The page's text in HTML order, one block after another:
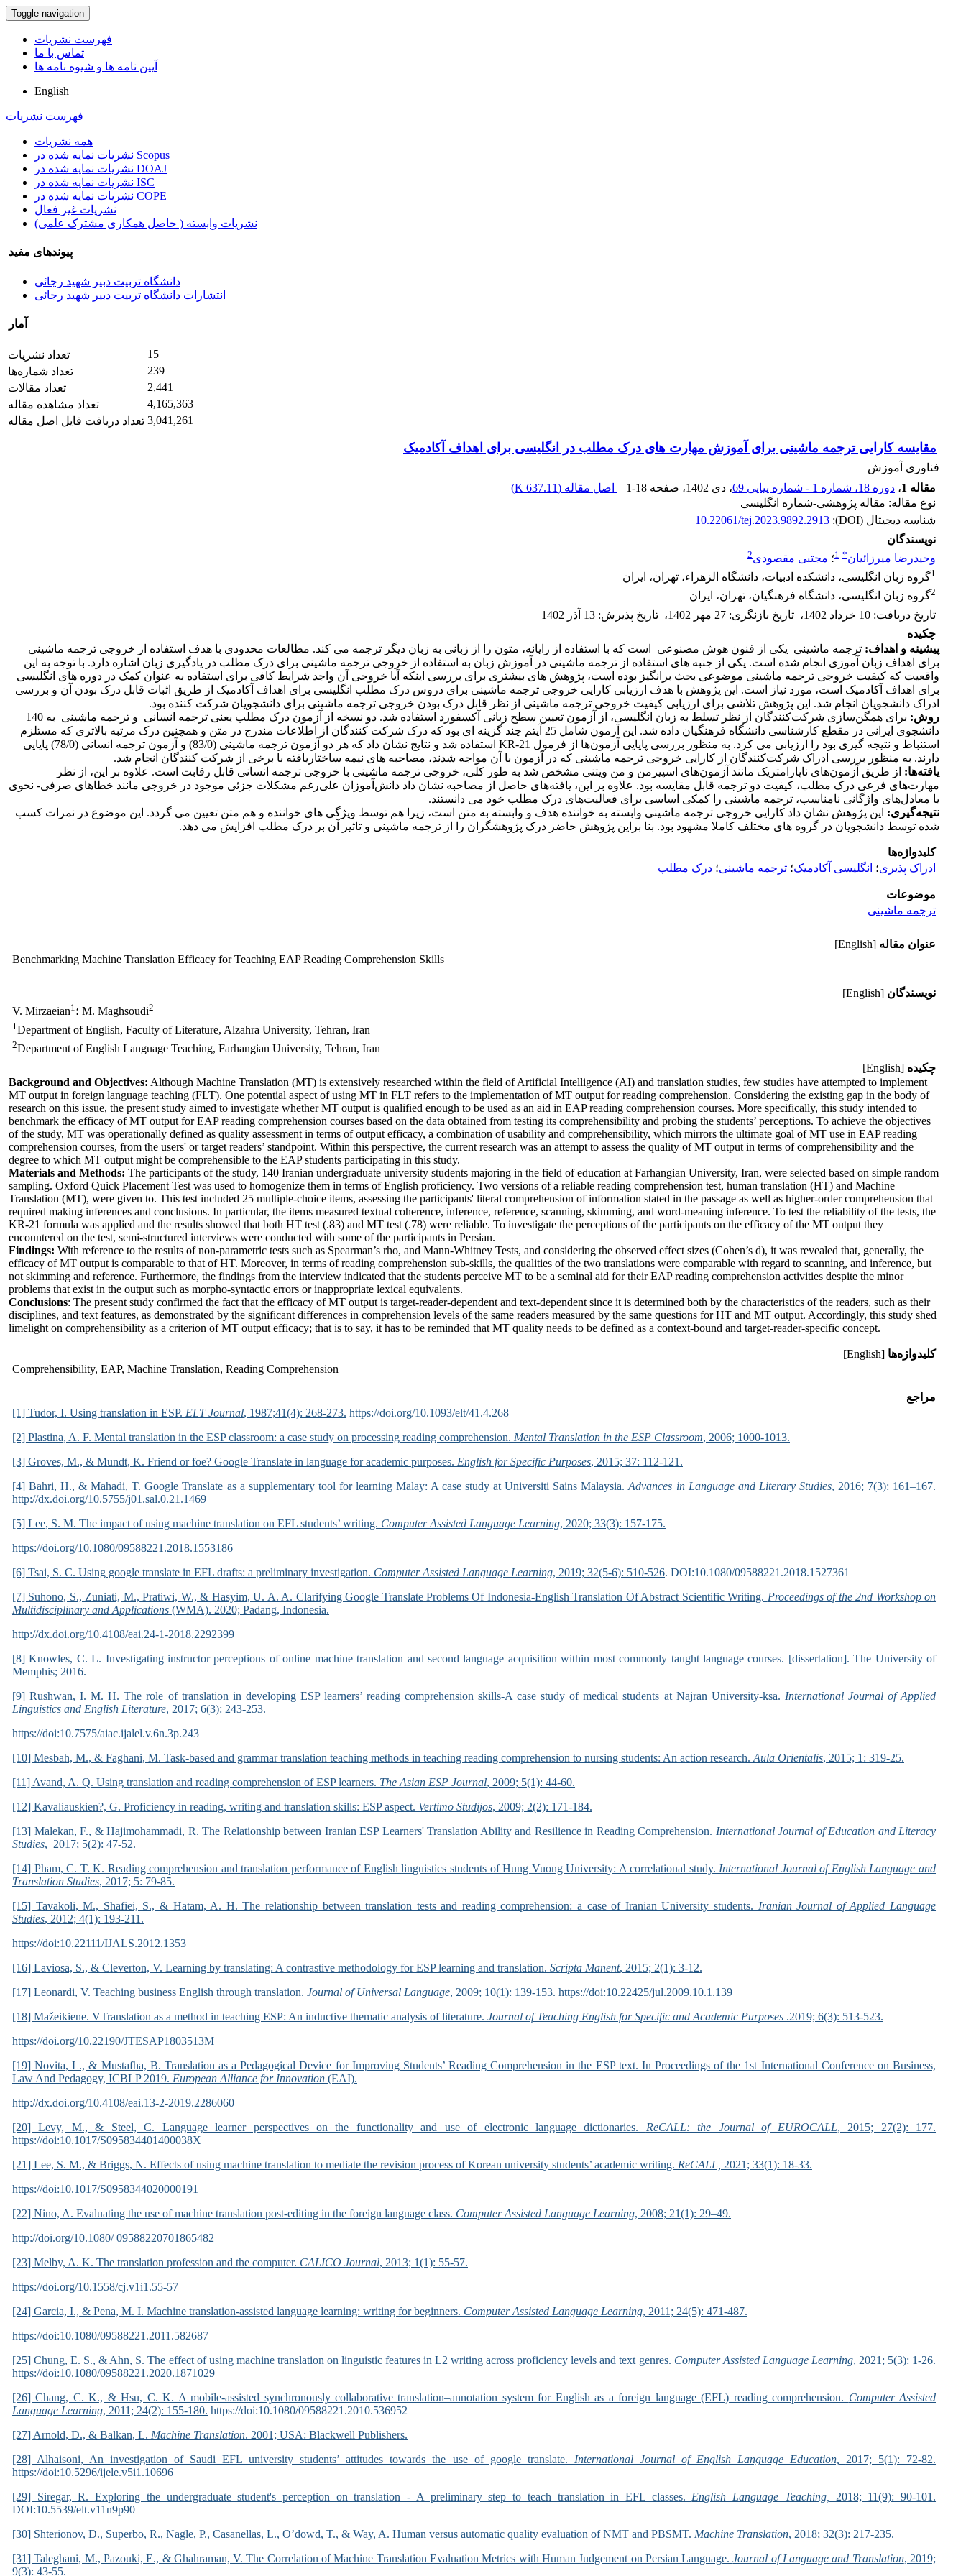
Toggle navigation
فهرست نشریات
تماس با ما
آیین نامه ها و شیوه نامه ها
English
فهرست نشریات
همه نشریات
نشریات نمایه شده در Scopus
نشریات نمایه شده در DOAJ
نشریات نمایه شده در ISC
نشریات نمایه شده در COPE
نشریات غیر فعال
نشریات وابسته ( حاصل همکاری مشترک علمی)
پیوندهای مفید
دانشگاه تربیت دبیر شهید رجائی
انتشارات دانشگاه تربیت دبیر شهید رجائی
آمار
تعداد نشریات
15
تعداد شماره‌ها
239
تعداد مقالات
2,441
تعداد مشاهده مقاله
4,165,363
تعداد دریافت فایل اصل مقاله 3,041,261
مقایسه کارایی ترجمه ماشینی برای آموزش مهارت های درک مطلب در انگلیسی برای اهداف آکادمیک
فناوری آموزش
مقاله 1
، دوره 18، شماره 1 - شماره پیاپی 69 ، دی 1402 ، صفحه 1-18 اصل مقاله (637.11 K
)
نوع مقاله: مقاله پژوهشی-شماره انگلیسی
شناسه دیجیتال (DOI):
10.22061/tej.2023.9892.2913
نویسندگان
وحیدرضا میرزائیان*
1؛ مجتبی مقصودی2
1گروه زبان انگلیسی، دانشکده ادبیات، دانشگاه الزهراء، تهران، ایران
2گروه زبان انگلیسی، دانشگاه فرهنگیان، تهران، ایران
تاریخ دریافت: 10 خرداد 1402 ، تاریخ بازنگری: 27 مهر 1402 ، تاریخ پذیرش: 13 آذر 1402
چکیده
پیشینه و اهداف: ترجمه ماشینی یکی از فنون هوش مصنوعی است که با استفاده از رایانه، متون را از زبانی به زبان دیگر ترجمه می کند. مطالعات محدودی با هدف استفاده از خروجی ترجمه ماشینی
برای اهداف زبان آموزی انجام شده است. یکی از جنبه های استفاده از ترجمه ماشینی در آموزش زبان به استفاده از خروجی ترجمه ماشینی برای درک مطلب در یادگیری زبان اشاره دارد. با توجه به این
واقعیت که کیفیت خروجی ترجمه ماشینی موضوعی بحث برانگیز بوده است، پژوهش های بیشتری برای بررسی اینکه آیا خروجی آن واجد شرایط کافی برای استفاده به عنوان کمک در دوره های انگلیسی
برای اهداف آکادمیک است، مورد نیاز است. این پژوهش با هدف ارزیابی کارایی خروجی ترجمه ماشینی برای دروس درک مطلب انگلیسی برای اهداف آکادمیک از طریق اثبات قابل درک بودن آن و بررسی
ادراک دانشجویان انجام شد. این پژوهش تلاشی برای ارزیابی کیفیت خروجی ترجمه ماشینی از نظر قابل درک بودن خروجی ترجمه ماشینی برای دانشجویان شرکت کننده بود.
روش‌‌:
برای همگن‌سازی شرکت‌کنندگان از نظر تسلط به زبان انگلیسی، از آزمون تعیین سطح زبانی آکسفورد استفاده شد. دو نسخه از آزمون درک مطلب یعنی ترجمه انسانی و ترجمه ماشینی به 140
دانشجوی ایرانی در مقطع کارشناسی دانشگاه فرهنگیان داده شد. این آزمون شامل 25 آیتم چند گزینه ای بود که درک شرکت کنندگان از اطلاعات مندرج در متن و همچنین درک مرتبه بالاتری که مستلزم
استنباط و نتیجه گیری بود را ارزیابی می کرد. به منظور بررسی پایایی آزمون‌ها از فرمول KR-21 استفاده شد و نتایج نشان داد که هر دو آزمون ترجمه ماشینی (83/0) و آزمون ترجمه انسانی (78/0) پایایی
دارند. به منظور بررسی ادراک شرکت‌کنندگان از کارایی خروجی ترجمه ماشینی که در آزمون با آن مواجه شدند، مصاحبه های نیمه ساختاریافته با برخی از شرکت کنندگان انجام شد.
یافته‌ها: از طریق آزمون‌های ناپارامتریک مانند آزمون‌های اسپیرمن و من ویتنی مشخص شد به طور کلی، خروجی ترجمه ماشینی با خروجی ترجمه انسانی قابل رقابت است. علاوه بر این، از نظر
مهارت‌های فرعی درک مطلب، کیفیت دو ترجمه قابل مقایسه بود. علاوه بر این، یافته‌های حاصل از مصاحبه نشان داد دانش‌آموزان علی‌رغم مشکلات جزئی موجود در خروجی مانند خطاهای صرفی- نحوی
یا معادل‌های واژگانی نامناسب، ترجمه ماشینی را کمکی اساسی برای فعالیت‌های درک مطلب خود می دانستند.
نتیجه‌گیری: این پژوهش نشان داد کارایی خروجی ترجمه ماشینی وابسته به خواننده هدف و وابسته به متن است، زیرا هم توسط ویژگی های خواننده و هم متن تعیین می گردد. این موضوع در نمرات کسب
شده توسط دانشجویان در گروه های مختلف کاملا مشهود بود. بنا براین پژوهش حاضر درک پژوهشگران را از ترجمه ماشینی و تاثیر آن بر درک مطلب افزایش می دهد.
کلیدواژه‌ها
ادراک پذیری؛ انگلیسی آکادمیک؛ ترجمه ماشینی؛ درک مطلب
موضوعات
ترجمه ماشینی
عنوان مقاله [English]
Benchmarking Machine Translation Efficacy for Teaching EAP Reading Comprehension Skills
نویسندگان [English]
V. Mirzaeian1 ؛ M. Maghsoudi2
1Department of English, Faculty of Literature, Alzahra University, Tehran, Iran
2Department of English Language Teaching, Farhangian University, Tehran, Iran
چکیده [English]
Background and Objectives: Although Machine Translation (MT) is extensively researched within the field of Artificial Intelligence (AI) and translation studies, few studies have attempted to implement
MT output in foreign language teaching (FLT). One potential aspect of using MT in FLT refers to the implementation of MT output for reading comprehension. Considering the existing gap in the body of
research on this issue, the present study aimed to investigate whether MT output is qualified enough to be used as an aid in EAP reading comprehension courses. More specifically, this study intended to
benchmark the efficacy of MT output for EAP reading comprehension courses based on the data obtained from testing its comprehensibility and probing the students’ perceptions. To achieve the objectives
of the study, MT was operationally defined as quality assessment in terms of output efficacy, a combination of usability and comprehensibility, which mirrors the ultimate goal of MT use in EAP reading
comprehension courses, from the users' or target readers’ standpoint. Within this perspective, the current research was an attempt to assess the quality of MT output in terms of comprehensibility and the
degree to which MT output might be comprehensible to the EAP students participating in this study.
Materials and Methods: The participants of the study, 140 Iranian undergraduate university students majoring in the field of education at Farhangian University, Iran, were selected based on simple random
sampling. Oxford Quick Placement Test was used to homogenize them in terms of English proficiency. Two versions of a reliable reading comprehension test, human translation (HT) and Machine
Translation (MT), were given to. This test included 25 multiple-choice items, assessing the participants' literal comprehension of information stated in the passage as well as higher-order comprehension that
required making inferences and conclusions. In particular, the items measured textual coherence, inference, reference, scanning, skimming, and word-meaning inference. To test the reliability of the tests, the
KR-21 formula was applied and the results showed that both HT test (.83) and MT test (.78) were reliable. To investigate the perceptions of the participants on the efficacy of the MT output they
encountered on the test, semi-structured interviews were conducted with some of the participants in Persian.
Findings: With reference to the results of non-parametric tests such as Spearman’s rho, and Mann-Whitney Tests, and considering the observed effect sizes (Cohen’s d), it was revealed that, generally, the
efficacy of MT output is comparable to that of HT. Moreover, in terms of reading comprehension sub-skills, the qualities of the two translations were comparable with regard to scanning, and inference, but
not skimming and reference. Furthermore, the findings from the interview indicated that the students perceive MT to be a seminal aid for their EAP reading comprehension activities despite the minor
problems that exist in the output such as morpho-syntactic errors or inappropriate lexical equivalents.
Conclusions: The present study confirmed the fact that the efficacy of MT output is target-reader-dependent and text-dependent since it is determined both by the characteristics of the readers, such as their
disciplines, and text features, as demonstrated by the significant differences in comprehension levels of the same readers measured by the same questions for HT and MT output. Accordingly, this study shed
limelight on comprehensibility as a criterion of MT output efficacy; that is to say, it has to be reminded that MT quality needs to be defined as a context-bound and target-reader-specific concept.
کلیدواژه‌ها [English]
Comprehensibility, EAP, Machine Translation, Reading Comprehension
مراجع
[1] Tudor, I. Using translation in ESP. ELT Journal, 1987;41(4): 268-273. https://doi.org/10.1093/elt/41.4.268
[2] Plastina, A. F. Mental translation in the ESP classroom: a case study on processing reading comprehension. Mental Translation in the ESP Classroom, 2006; 1000-1013.
[3] Groves, M., & Mundt, K. Friend or foe? Google Translate in language for academic purposes. English for Specific Purposes, 2015; 37: 112-121.
[4] Bahri, H., & Mahadi, T. Google Translate as a supplementary tool for learning Malay: A case study at Universiti Sains Malaysia.Advances in Language and Literary Studies, 2016; 7(3): 161–167.
http://dx.doi.org/10.5755/j01.sal.0.21.1469
[5] Lee, S. M. The impact of using machine translation on EFL students’ writing. Computer Assisted Language Learning, 2020; 33(3): 157-175.
https://doi.org/10.1080/09588221.2018.1553186
[6] Tsai, S. C. Using google translate in EFL drafts: a preliminary investigation. Computer Assisted Language Learning, 2019; 32(5-6): 510-526. DOI:10.1080/09588221.2018.1527361
[7] Suhono, S., Zuniati, M., Pratiwi, W., & Hasyim, U. A. A. Clarifying Google Translate Problems Of Indonesia-English Translation Of Abstract Scientific Writing. Proceedings of the 2nd Workshop on
Multidisciplinary and Applications (WMA). 2020; Padang, Indonesia.
http://dx.doi.org/10.4108/eai.24-1-2018.2292399
[8] Knowles, C. L. Investigating instructor perceptions of online machine translation and second language acquisition within most commonly taught language courses. [dissertation]. The University of
Memphis; 2016.
[9] Rushwan, I. M. H. The role of translation in developing ESP learners’ reading comprehension skills-A case study of medical students at Najran University-ksa. International Journal of Applied
Linguistics and English Literature, 2017; 6(3): 243-253.
https://doi:10.7575/aiac.ijalel.v.6n.3p.243
[10] Mesbah, M., & Faghani, M. Task-based and grammar translation teaching methods in teaching reading comprehension to nursing students: An action research. Aula Orientalis, 2015; 1: 319-25.
[11] Avand, A. Q. Using translation and reading comprehension of ESP learners. The Asian ESP Journal, 2009; 5(1): 44-60.
[12] Kavaliauskien?, G. Proficiency in reading, writing and translation skills: ESP aspect. Vertimo Studijos, 2009; 2(2): 171-184.
[13] Malekan, F., & Hajimohammadi, R. The Relationship between Iranian ESP Learners' Translation Ability and Resilience in Reading Comprehension. International Journal of Education and Literacy
Studies, 2017; 5(2): 47-52.
[14] Pham, C. T. K. Reading comprehension and translation performance of English linguistics students of Hung Vuong University: A correlational study. International Journal of English Language and
Translation Studies, 2017; 5: 79-85.
[15] Tavakoli, M., Shafiei, S., & Hatam, A. H. The relationship between translation tests and reading comprehension: a case of Iranian University students. Iranian Journal of Applied Language
Studies, 2012; 4(1): 193-211.
https://doi:10.22111/IJALS.2012.1353
[16] Laviosa, S., & Cleverton, V. Learning by translating: A contrastive methodology for ESP learning and translation. Scripta Manent, 2015; 2(1): 3-12.
[17] Leonardi, V. Teaching business English through translation. Journal of Universal Language, 2009; 10(1): 139-153. https://doi:10.22425/jul.2009.10.1.139
[18] Mažeikiene. VTranslation as a method in teaching ESP: An inductive thematic analysis of literature. Journal of Teaching English for Specific and Academic Purposes .2019; 6(3): 513-523.
https://doi.org/10.22190/JTESAP1803513M
[19] Novita, L., & Mustafha, B. Translation as a Pedagogical Device for Improving Students’ Reading Comprehension in the ESP text. In Proceedings of the 1st International Conference on Business,
Law And Pedagogy, ICBLP 2019. European Alliance for Innovation (EAI).
http://dx.doi.org/10.4108/eai.13-2-2019.2286060
[20] Levy, M., & Steel, C. Language learner perspectives on the functionality and use of electronic language dictionaries. ReCALL: the Journal of EUROCALL, 2015; 27(2): 177.
https://doi:10.1017/S095834401400038X
[21] Lee, S. M., & Briggs, N. Effects of using machine translation to mediate the revision process of Korean university students’ academic writing. ReCALL, 2021; 33(1): 18-33.
https://doi:10.1017/S0958344020000191
[22] Nino, A. Evaluating the use of machine translation post-editing in the foreign language class. Computer Assisted Language Learning, 2008; 21(1): 29–49.
http://doi.org/10.1080/ 09588220701865482
[23] Melby, A. K. The translation profession and the computer. CALICO Journal, 2013; 1(1): 55-57.
https://doi.org/10.1558/cj.v1i1.55-57
[24] Garcia, I., & Pena, M. I. Machine translation-assisted language learning: writing for beginners. Computer Assisted Language Learning, 2011; 24(5): 471-487.
https://doi:10.1080/09588221.2011.582687
[25] Chung, E. S., & Ahn, S. The effect of using machine translation on linguistic features in L2 writing across proficiency levels and text genres. Computer Assisted Language Learning, 2021; 5(3): 1-26.
https://doi:10.1080/09588221.2020.1871029
[26] Chang, C. K., & Hsu, C. K. A mobile-assisted synchronously collaborative translation–annotation system for English as a foreign language (EFL) reading comprehension. Computer Assisted
Language Learning, 2011; 24(2): 155-180. https://doi:10.1080/09588221.2010.536952
[27] Arnold, D., & Balkan, L. Machine Translation. 2001; USA: Blackwell Publishers.
[28] Alhaisoni, An investigation of Saudi EFL university students’ attitudes towards the use of google translate. International Journal of English Language Education, 2017; 5(1): 72-82.
https://doi:10.5296/ijele.v5i1.10696
[29] Siregar, R. Exploring the undergraduate student's perception on translation - A preliminary step to teach translation in EFL classes. English Language Teaching,
2018; 11(9): 90-101.
DOI:10.5539/elt.v11n9p90
[30] Shterionov, D., Superbo, R., Nagle, P., Casanellas, L., O’dowd, T., & Way, A. Human versus automatic quality evaluation of NMT and PBSMT. Machine Translation, 2018; 32(3): 217-235.
[31] Taleghani, M., Pazouki, E., & Ghahraman, V. The Correlation of Machine Translation Evaluation Metrics with Human Judgement on Persian Language.Journal of Language and Translation, 2019;
9(3): 43-55.